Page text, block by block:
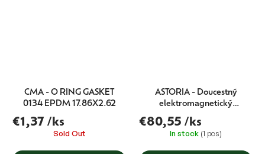
CMA - O RING GASKET
0134 EPDM 17.86X2.62
€1,37 /ks
Sold Out
ASTORIA - Doucestný
elektromagnetický
solenoidový ventil pro výdej
vody 230V 9W
€80,55 /ks
In stock (1 pcs)